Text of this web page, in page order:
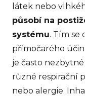
látek nebo
působí na
systému. Tím se
přímočarého
je často
různé respirační
nebo alergie.